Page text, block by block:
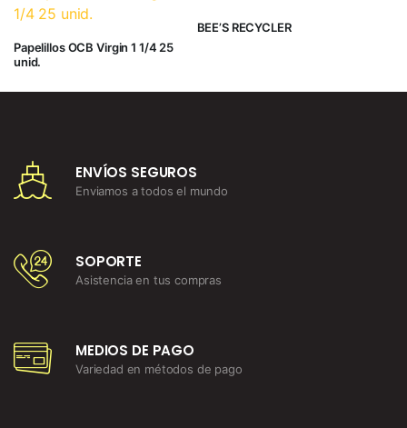
Papelillos OCB Virgin 1 1/4 25
unid.
BEE’S RECYCLER
ENVÍOS SEGUROS
Enviamos a todos el mundo
SOPORTE
Asistencia en tus compras
MEDIOS DE PAGO
Variedad en métodos de pago